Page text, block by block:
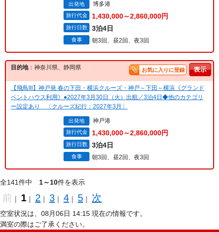
出発地 博多港
旅行代金 1,430,000～2,860,000円
旅行日数 3泊4日
食事 朝3回、昼2回、夜3回
目的地：神奈川県、静岡県 お気に入りに登録
【飛鳥III】神戸発 春の下田・横浜クルーズ・神戸～下田～横浜《グランド
ペントハウス利用》●2027年3月30日（火）出航／3泊4日◆他のカテゴリ
ー設定あり 〔クルーズ紀行：2027年3月〕
出発地 神戸港
旅行代金 1,430,000～2,860,000円
旅行日数 3泊4日
食事 朝3回、昼2回、夜3回
全141件中 1～10件を表示
前 ｜ 1 ｜ 2 ｜ 3 ｜ 4 ｜ 5 ｜ 次
空室状況は、08月06日 14:15 現在の情報です。
満室の際はご了承ください。